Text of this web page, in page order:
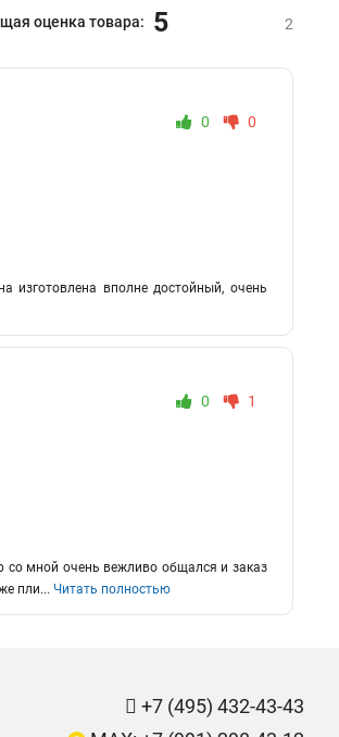
оценка товара: 5 2
0
0
изготовлена вполне достойный, очень
0
1
со мной очень вежливо общался и заказ
пли... Читать полностью
+7 (495) 432-43-43